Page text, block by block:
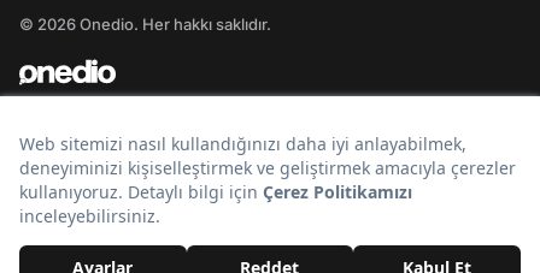
© 2026 Onedio. Her hakkı saklıdır.
Bir markasıdır.